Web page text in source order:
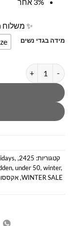
✨ משלוח
מידה בגדי נשים
כמות של כפפות פסים
קטגוריות: 2425
,
,
, under 50, winter,
WINTER SALE
,